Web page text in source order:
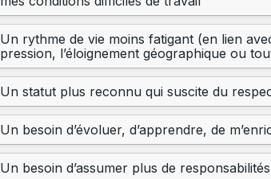
Un rythme de vie moins fatigant (en lien
pression, l’éloignement géographique ou
Un statut plus reconnu qui suscite du
Un besoin d’évoluer, d’apprendre, de
Un besoin d’assumer plus de